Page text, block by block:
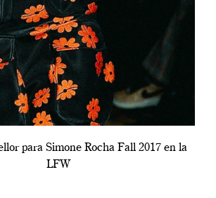
para Simone Rocha Fall 2017 en la
LFW